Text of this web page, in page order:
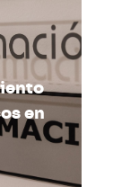
en